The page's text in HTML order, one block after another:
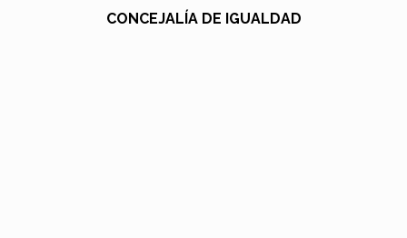
CONCEJALÍA DE IGUALDAD